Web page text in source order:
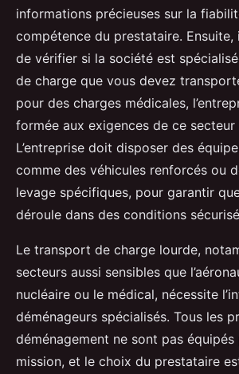
informations précieuses sur la
compétence du prestataire.
de vérifier si la société est
de charge que vous devez
pour des charges médicales,
formée aux exigences de ce
L’entreprise doit disposer des
comme des véhicules renforcés ou
levage spécifiques, pour garantir
déroule dans des conditions
Le transport de charge lourde,
secteurs aussi sensibles que
nucléaire ou le médical, nécessite
déménageurs spécialisés. Tous les
déménagement ne sont pas
mission, et le choix du prestataire